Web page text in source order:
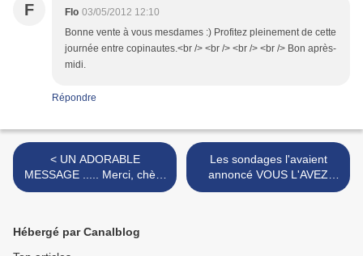
F Flo 03/05/2012 12:10
Bonne vente à vous mesdames :) Profitez pleinement de cette
journée entre copinautes.<br /> <br /> <br /> <br /> Bon après-
midi.
Répondre
< UN ADORABLE
MESSAGE ..... Merci, chère
Cathy,
Les sondages l'avaient
annoncé VOUS L'AVEZ
ELU ! >
Hébergé par Canalblog